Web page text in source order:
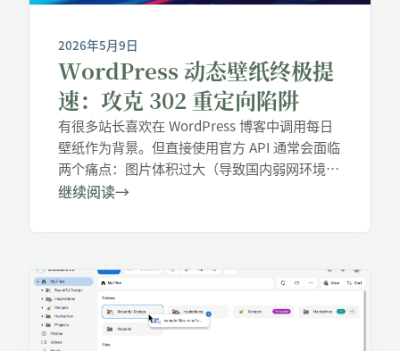
2026年5月9日
WordPress 动态壁纸终极提
速：攻克 302 重定向陷阱
有很多站长喜欢在 WordPress 博客中调用每日
壁纸作为背景。但直接使用官方 API 通常会面临
两个痛点：图片体积过大（导致国内弱网环境下
加载极慢）， 以及 受限于防盗链与内置回退机
套纯手工打造的“动静结合”终极优化方案：不仅
方 API 附带的 302 重定向陷阱。更为关键的是，
我们引入了 “301永久缓锁” 和 Preload 预加载，
让你在全站任意切换页面时，背景壁纸 0 毫秒秒
出，彻底告别闪烁！ 一、核心思路： […]
继续阅读→